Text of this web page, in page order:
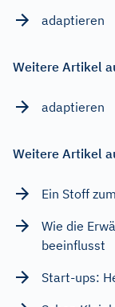
adaptieren
Weitere Artikel
adaptieren
Weitere Artikel
Ein Stoff
Wie die
beeinflusst
Start-ups: